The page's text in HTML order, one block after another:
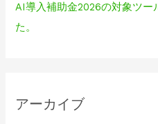
AI導入補助金2026の対象ツー
た。
アーカイブ